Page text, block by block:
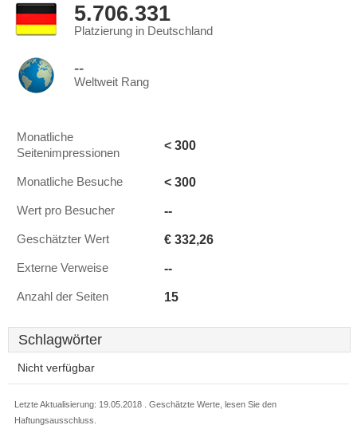
5.706.331
Platzierung in Deutschland
--
Weltweit Rang
Monatliche
Seitenimpressionen
< 300
Monatliche Besuche < 300
Wert pro Besucher --
Geschätzter Wert € 332,26
Externe Verweise --
Anzahl der Seiten 15
Schlagwörter
Nicht verfügbar
Letzte Aktualisierung: 19.05.2018 . Geschätzte Werte, lesen Sie den
Haftungsausschluss.